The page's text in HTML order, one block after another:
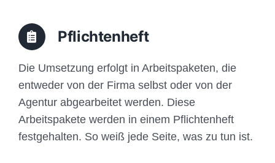
Pflichtenheft
Die Umsetzung erfolgt in Arbeitspaketen, die
entweder von der Firma selbst oder von der
Agentur abgearbeitet werden. Diese
Arbeitspakete werden in einem Pflichtenheft
festgehalten. So weiß jede Seite, was zu tun ist.